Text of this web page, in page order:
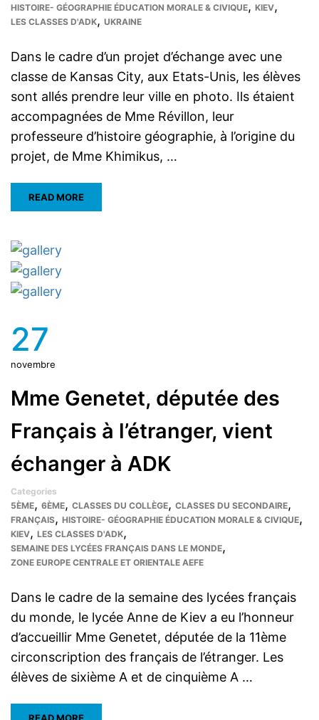
HISTOIRE- GÉOGRAPHIE ÉDUCATION MORALE & CIVIQUE, KIEV,
LES CLASSES D'ADK, UKRAINE
Dans le cadre d’un projet d’échange avec une
classe de Kansas City, aux Etats-Unis, les élèves
sont allés prendre leur ville en photo. Ils étaient
accompagnées de Mme Révillon, leur
professeure d’histoire géographie, à l’origine du
projet, de Mme Khimikus, …
READ MORE
27
novembre
Mme Genetet, députée des
Français à l’étranger, vient
échanger à ADK
Categories
5ÈME, 6ÈME, CLASSES DU COLLÈGE, CLASSES DU SECONDAIRE,
FRANÇAIS, HISTOIRE- GÉOGRAPHIE ÉDUCATION MORALE & CIVIQUE,
KIEV, LES CLASSES D'ADK,
SEMAINE DES LYCÉES FRANÇAIS DANS LE MONDE,
ZONE EUROPE CENTRALE ET ORIENTALE AEFE
Dans le cadre de la semaine des lycées français
du monde, le lycée Anne de Kiev a eu l’honneur
d’accueillir Mme Genetet, députée de la 11ème
circonscription des français de l’étranger. Les
élèves de sixième A et de cinquième A …
READ MORE